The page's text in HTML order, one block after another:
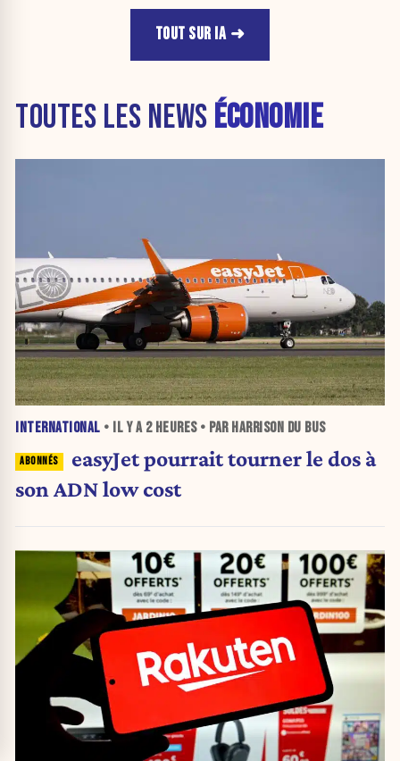
TOUT SUR IA
TOUTES LES NEWS ÉCONOMIE
INTERNATIONAL • IL Y A 2 HEURES• PAR HARRISON DU BUS
easyJet pourrait tourner le dos à
son ADN low cost